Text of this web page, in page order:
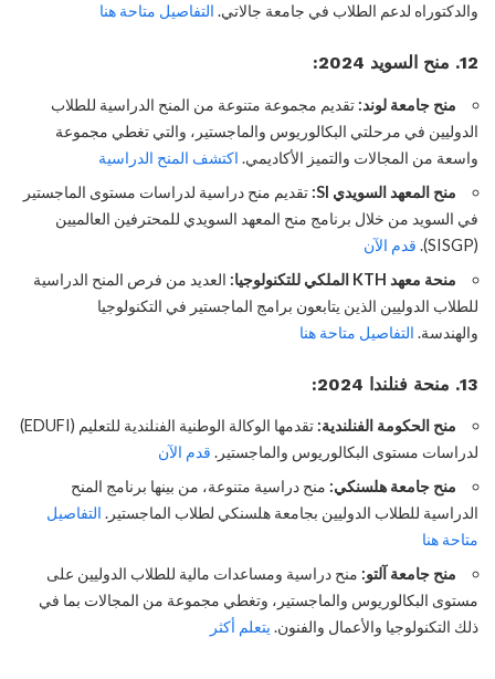
والدكتوراه لدعم الطلاب في جامعة جالاتي. التفاصيل متاحة هنا
12. منح السويد 2024:
منح جامعة لوند: تقديم مجموعة متنوعة من المنح الدراسية للطلاب
الدوليين في مرحلتي البكالوريوس والماجستير، والتي تغطي مجموعة
واسعة من المجالات والتميز الأكاديمي. اكتشف المنح الدراسية
منح المعهد السويدي SI:
تقديم منح دراسية لدراسات مستوى الماجستير
في السويد من خلال برنامج منح المعهد السويدي للمحترفين العالميين
(SISGP).
قدم الآن
منحة معهد KTH الملكي للتكنولوجيا:
العديد من فرص المنح الدراسية
للطلاب الدوليين الذين يتابعون برامج الماجستير في التكنولوجيا
والهندسة. التفاصيل متاحة هنا
13. منحة فنلندا 2024:
منح الحكومة الفنلندية:
تقدمها الوكالة الوطنية الفنلندية للتعليم (EDUFI)
لدراسات مستوى البكالوريوس والماجستير. قدم الآن
منح جامعة هلسنكي: منح دراسية متنوعة، من بينها برنامج المنح
الدراسية للطلاب الدوليين بجامعة هلسنكي لطلاب الماجستير. التفاصيل
متاحة هنا
منح جامعة آلتو: منح دراسية ومساعدات مالية للطلاب الدوليين على
مستوى البكالوريوس والماجستير، وتغطي مجموعة من المجالات بما في
ذلك التكنولوجيا والأعمال والفنون. يتعلم أكثر